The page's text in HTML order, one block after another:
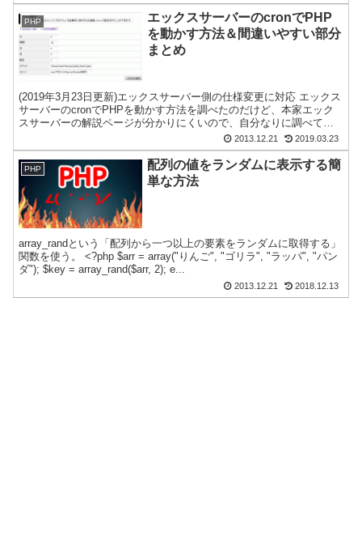
PHP
エックスサーバーのcronでPHP
を動かす方法＆間違いやすい部分
まとめ
(2019年3月23日更新)エックスサーバー側の仕様変更に対応 エックス
サーバーのcronでPHPを動かす方法を調べたのだけど、本家エック
スサーバーの解説ページが分かりにくいので、自分なりに調べて以
下にまとめてみた。 エックスサーバーでcr... 2013.12.21 2019.03.23
PHP
配列の値をランダムに表示する簡
単な方法
array_randという「配列から一つ以上の要素をランダムに取得する」
関数を使う。 <?php $arr = array("りんご", "ゴリラ", "ラッパ", "パン
ダ"); $key = array_rand($arr, 2); e...
2013.12.21 2018.12.13